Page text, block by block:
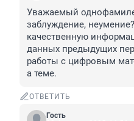
Уважаемый
заблуждение,
качественную
данных предыдущих
работы с цифровым
а теме.
ОТВЕТИТЬ
Гость